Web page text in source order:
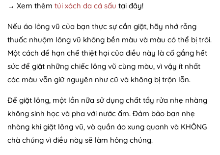
→ Xem thêm túi xách da cá sấu tại đây!
Nếu áo lông vũ của bạn thực sự cần giặt, hãy nhớ rằng
thuốc nhuộm lông vũ không bền màu và màu có thể bị trôi.
Một cách để hạn chế thiệt hại của điều này là cố gắng hết
sức để giặt những chiếc lông vũ cùng màu, vì vậy ít nhất
các màu vẫn giữ nguyên như cũ và không bị trộn lẫn.
Để giặt lông, một lần nữa sử dụng chất tẩy rửa nhẹ nhàng
không sinh học và pha với nước ấm. Đảm bảo bạn nhẹ
nhàng khi giặt lông vũ, vò quần áo xung quanh và KHÔNG
chà chúng vì điều này sẽ làm hỏng chúng.